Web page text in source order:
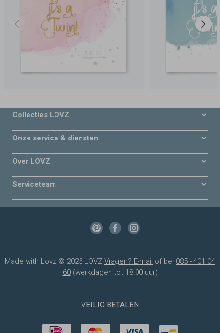
Collecties LOVZ
Onze service & diensten
Over LOVZ
Serviceteam
Made with Lovz © 2025 LOVZ Vragen? E-mail of bel 085 - 401 04
60(werkdagen tot 18.00 uur)
VEILIG BETALEN